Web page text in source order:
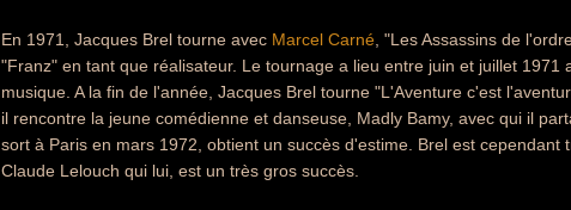
En 1971, Jacques Brel tourne avec Marcel Carné , "Les Assassins de
"Franz" en tant que réalisateur. Le tournage a lieu entre juin et juillet 1971
musique. A la fin de l'année, Jacques Brel tourne "L'Aventure c'est
il rencontre la jeune comédienne et danseuse, Madly Bamy, avec qui il
sort à Paris en mars 1972, obtient un succès d'estime. Brel est
Claude Lelouch qui lui, est un très gros succès.